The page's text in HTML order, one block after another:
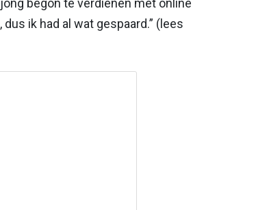
begon te verdienen met online
ik had al wat gespaard.” (lees